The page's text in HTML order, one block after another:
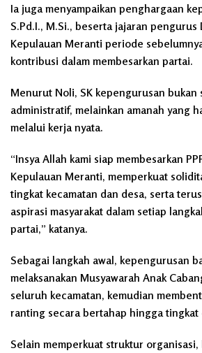
Ia juga menyampaikan penghargaan
S.Pd.I., M.Si., beserta jajaran pengurus
Kepulauan Meranti periode
kontribusi dalam membesarkan partai.
Menurut Noli, SK kepengurusan bukan
administratif, melainkan amanah yang
melalui kerja nyata.
“Insya Allah kami siap membesarkan
Kepulauan Meranti, memperkuat
tingkat kecamatan dan desa, serta
aspirasi masyarakat dalam setiap
partai,” katanya.
Sebagai langkah awal, kepengurusan
melaksanakan Musyawarah Anak
seluruh kecamatan, kemudian
ranting secara bertahap hingga tingkat
Selain memperkuat struktur organisasi,